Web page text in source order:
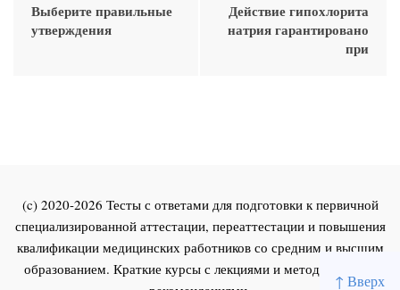
↑ Вверх
Выберите правильные
утверждения
Действие гипохлорита
натрия гарантировано
при
(c) 2020-2026 Тесты с ответами для подготовки к первичной
специализированной аттестации, переаттестации и повышения
квалификации медицинских работников со средним и высшим
образованием. Краткие курсы с лекциями и методическими